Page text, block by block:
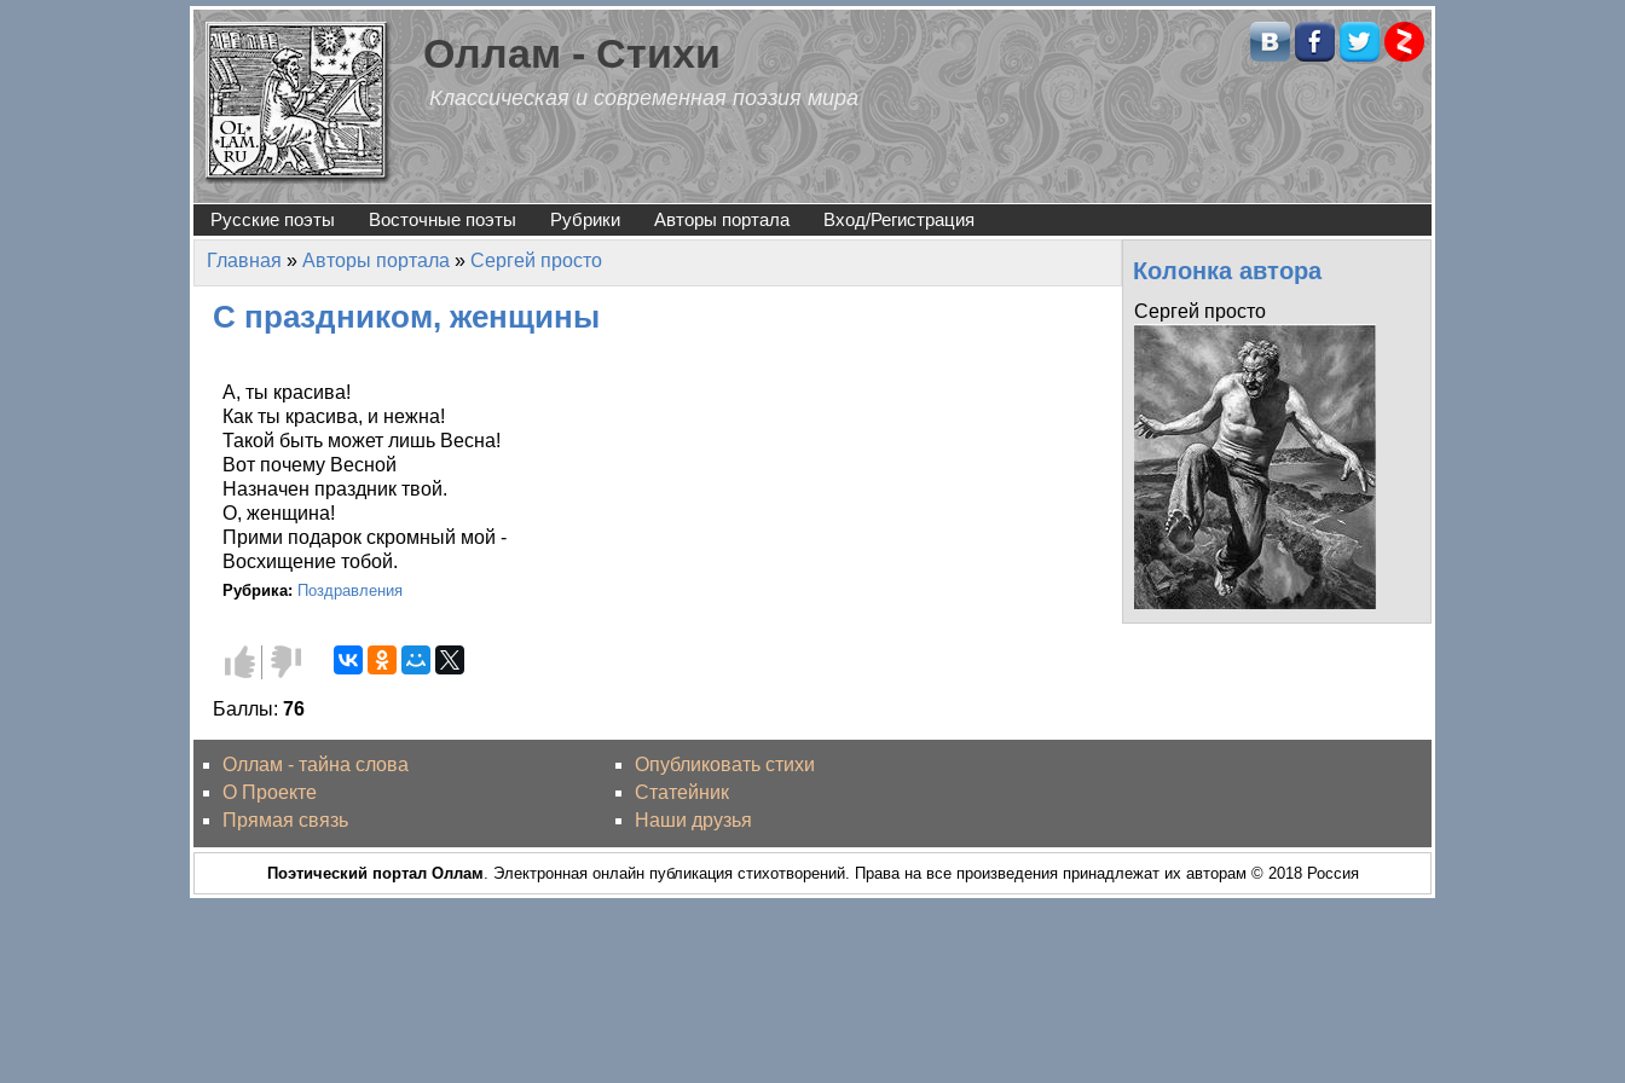
Перейти к основному содержанию
Оллам - Стихи
Классическая и современная поэзия мира
Русские поэты Восточные поэты Рубрики Авторы портала Вход/Регистрация
Вы здесь
Главная » Авторы портала » Сергей просто
С праздником, женщины
А, ты красива!
Как ты красива, и нежна!
Такой быть может лишь Весна!
Вот почему Весной
Назначен праздник твой.
О, женщина!
Прими подарок скромный мой -
Восхищение тобой.
Рубрика: Поздравления
Голос
за!
Голос
против!
Баллы: 76
Колонка автора
Сергей просто
Оллам - тайна слова
О Проекте
Прямая связь
Опубликовать стихи
Статейник
Наши друзья
Поэтический портал Оллам . Электронная онлайн публикация стихотворений. Права на все произведения принадлежат их авторам © 2018 Россия